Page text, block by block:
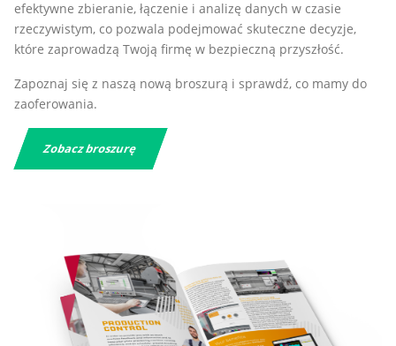
efektywne zbieranie, łączenie i analizę danych w czasie
rzeczywistym, co pozwala podejmować skuteczne decyzje,
które zaprowadzą Twoją firmę w bezpieczną przyszłość.
Zapoznaj się z naszą nową broszurą i sprawdź, co mamy do
zaoferowania.
Zobacz broszurę